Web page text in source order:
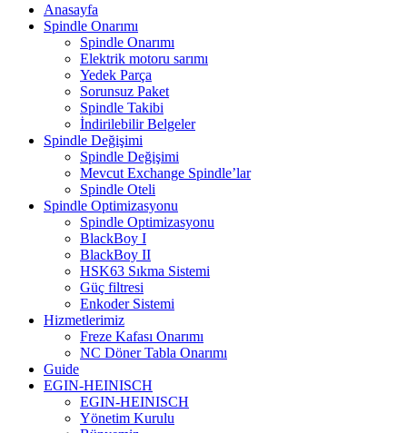
Anasayfa
Spindle Onarımı
Spindle Onarımı
Elektrik motoru sarımı
Yedek Parça
Sorunsuz Paket
Spindle Takibi
İndirilebilir Belgeler
Spindle Değişimi
Spindle Değişimi
Mevcut Exchange Spindle’lar
Spindle Oteli
Spindle Optimizasyonu
Spindle Optimizasyonu
BlackBoy I
BlackBoy II
HSK63 Sıkma Sistemi
Güç filtresi
Enkoder Sistemi
Hizmetlerimiz
Freze Kafası Onarımı
NC Döner Tabla Onarımı
Guide
EGIN-HEINISCH
EGIN-HEINISCH
Yönetim Kurulu